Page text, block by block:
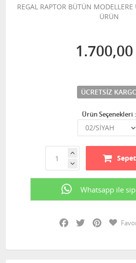
REGAL RAPTOR BÜTÜN
ÜRÜN
1.700,00
ÜCRETSIZ
Ürün Seçenekleri :
Whatsapp ile
Facebook
Twitter Pinterest